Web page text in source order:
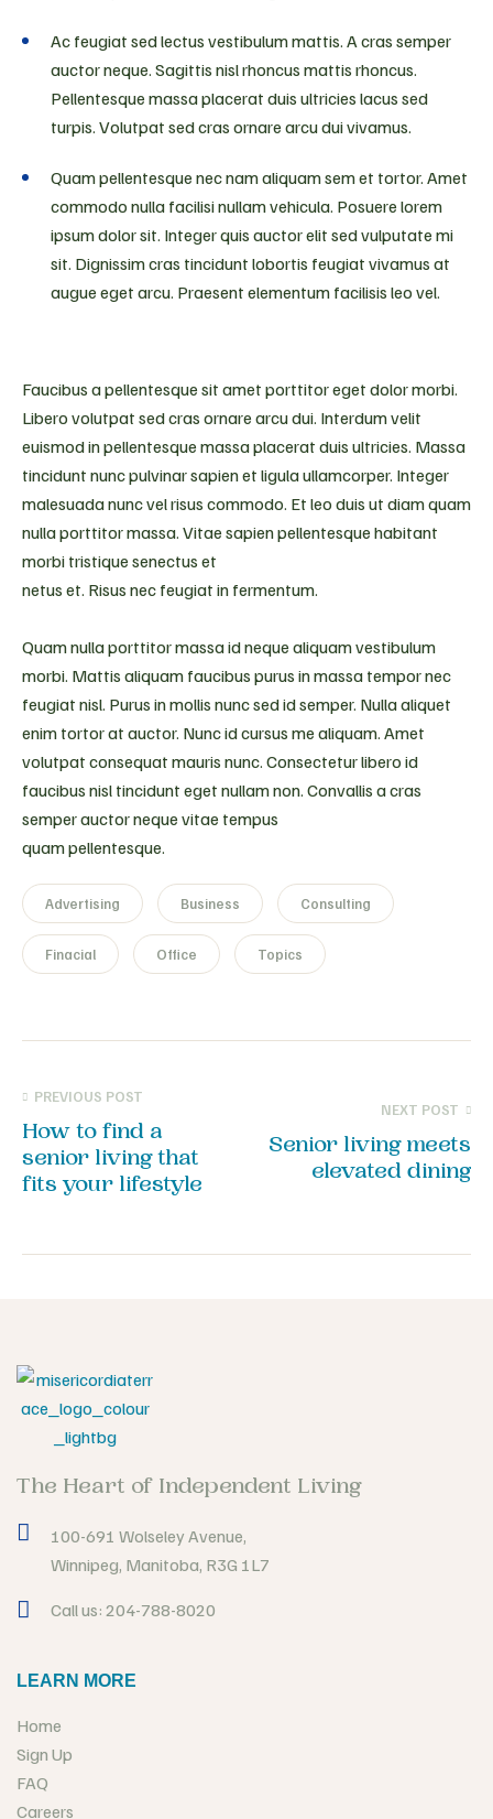
Ac feugiat sed lectus vestibulum mattis. A cras semper
auctor neque. Sagittis nisl rhoncus mattis rhoncus.
Pellentesque massa placerat duis ultricies lacus sed
turpis. Volutpat sed cras ornare arcu dui vivamus.
Quam pellentesque nec nam aliquam sem et tortor. Amet
commodo nulla facilisi nullam vehicula. Posuere lorem
ipsum dolor sit. Integer quis auctor elit sed vulputate mi
sit. Dignissim cras tincidunt lobortis feugiat vivamus at
augue eget arcu. Praesent elementum facilisis leo vel.
Faucibus a pellentesque sit amet porttitor eget dolor morbi.
Libero volutpat sed cras ornare arcu dui. Interdum velit
euismod in pellentesque massa placerat duis ultricies. Massa
tincidunt nunc pulvinar sapien et ligula ullamcorper. Integer
malesuada nunc vel risus commodo. Et leo duis ut diam quam
nulla porttitor massa. Vitae sapien pellentesque habitant
morbi tristique senectus et
netus et. Risus nec feugiat in fermentum.
Quam nulla porttitor massa id neque aliquam vestibulum
morbi. Mattis aliquam faucibus purus in massa tempor nec
feugiat nisl. Purus in mollis nunc sed id semper. Nulla aliquet
enim tortor at auctor. Nunc id cursus me aliquam. Amet
volutpat consequat mauris nunc. Consectetur libero id
faucibus nisl tincidunt eget nullam non. Convallis a cras
semper auctor neque vitae tempus
quam pellentesque.
Advertising Business Consulting
Finacial Office Topics
PREVIOUS POST
How to find a
senior living that
fits your lifestyle
NEXT POST
Senior living meets
elevated dining
The Heart of Independent Living
100-691 Wolseley Avenue,
Winnipeg, Manitoba, R3G 1L7
Call us: 204-788-8020
LEARN MORE
Home
Sign Up
FAQ
Careers